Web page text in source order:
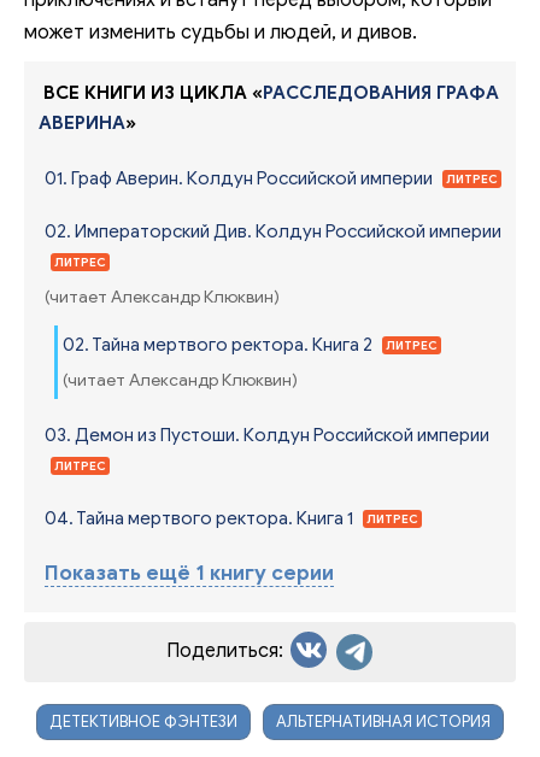
может изменить судьбы и людей, и дивов.
ВСЕ КНИГИ ИЗ ЦИКЛА «РАССЛЕДОВАНИЯ ГРАФА
АВЕРИНА»
01. Граф Аверин. Колдун Российской империи ЛИТРЕС
02. Императорский Див. Колдун Российской империи
ЛИТРЕС
(читает Александр Клюквин)
02. Тайна мертвого ректора. Книга 2 ЛИТРЕС
(читает Александр Клюквин)
03. Демон из Пустоши. Колдун Российской империи
ЛИТРЕС
04. Тайна мертвого ректора. Книга 1 ЛИТРЕС
Показать ещё 1 книгу серии
Поделиться:
ДЕТЕКТИВНОЕ ФЭНТЕЗИ АЛЬТЕРНАТИВНАЯ ИСТОРИЯ